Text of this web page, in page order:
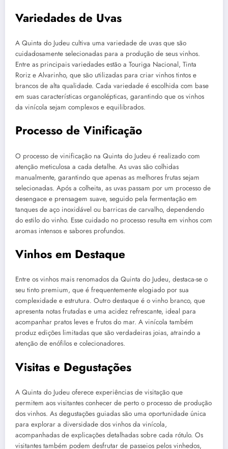
Variedades de Uvas
A Quinta do Judeu cultiva uma variedade de uvas que são
cuidadosamente selecionadas para a produção de seus vinhos.
Entre as principais variedades estão a Touriga Nacional, Tinta
Roriz e Alvarinho, que são utilizadas para criar vinhos tintos e
brancos de alta qualidade. Cada variedade é escolhida com base
em suas características organolépticas, garantindo que os vinhos
da vinícola sejam complexos e equilibrados.
Processo de Vinificação
O processo de vinificação na Quinta do Judeu é realizado com
atenção meticulosa a cada detalhe. As uvas são colhidas
manualmente, garantindo que apenas as melhores frutas sejam
selecionadas. Após a colheita, as uvas passam por um processo de
desengace e prensagem suave, seguido pela fermentação em
tanques de aço inoxidável ou barricas de carvalho, dependendo
do estilo do vinho. Esse cuidado no processo resulta em vinhos com
aromas intensos e sabores profundos.
Vinhos em Destaque
Entre os vinhos mais renomados da Quinta do Judeu, destaca-se o
seu tinto premium, que é frequentemente elogiado por sua
complexidade e estrutura. Outro destaque é o vinho branco, que
apresenta notas frutadas e uma acidez refrescante, ideal para
acompanhar pratos leves e frutos do mar. A vinícola também
produz edições limitadas que são verdadeiras joias, atraindo a
atenção de enófilos e colecionadores.
Visitas e Degustações
A Quinta do Judeu oferece experiências de visitação que
permitem aos visitantes conhecer de perto o processo de produção
dos vinhos. As degustações guiadas são uma oportunidade única
para explorar a diversidade dos vinhos da vinícola,
acompanhadas de explicações detalhadas sobre cada rótulo. Os
visitantes também podem desfrutar de passeios pelos vinhedos,